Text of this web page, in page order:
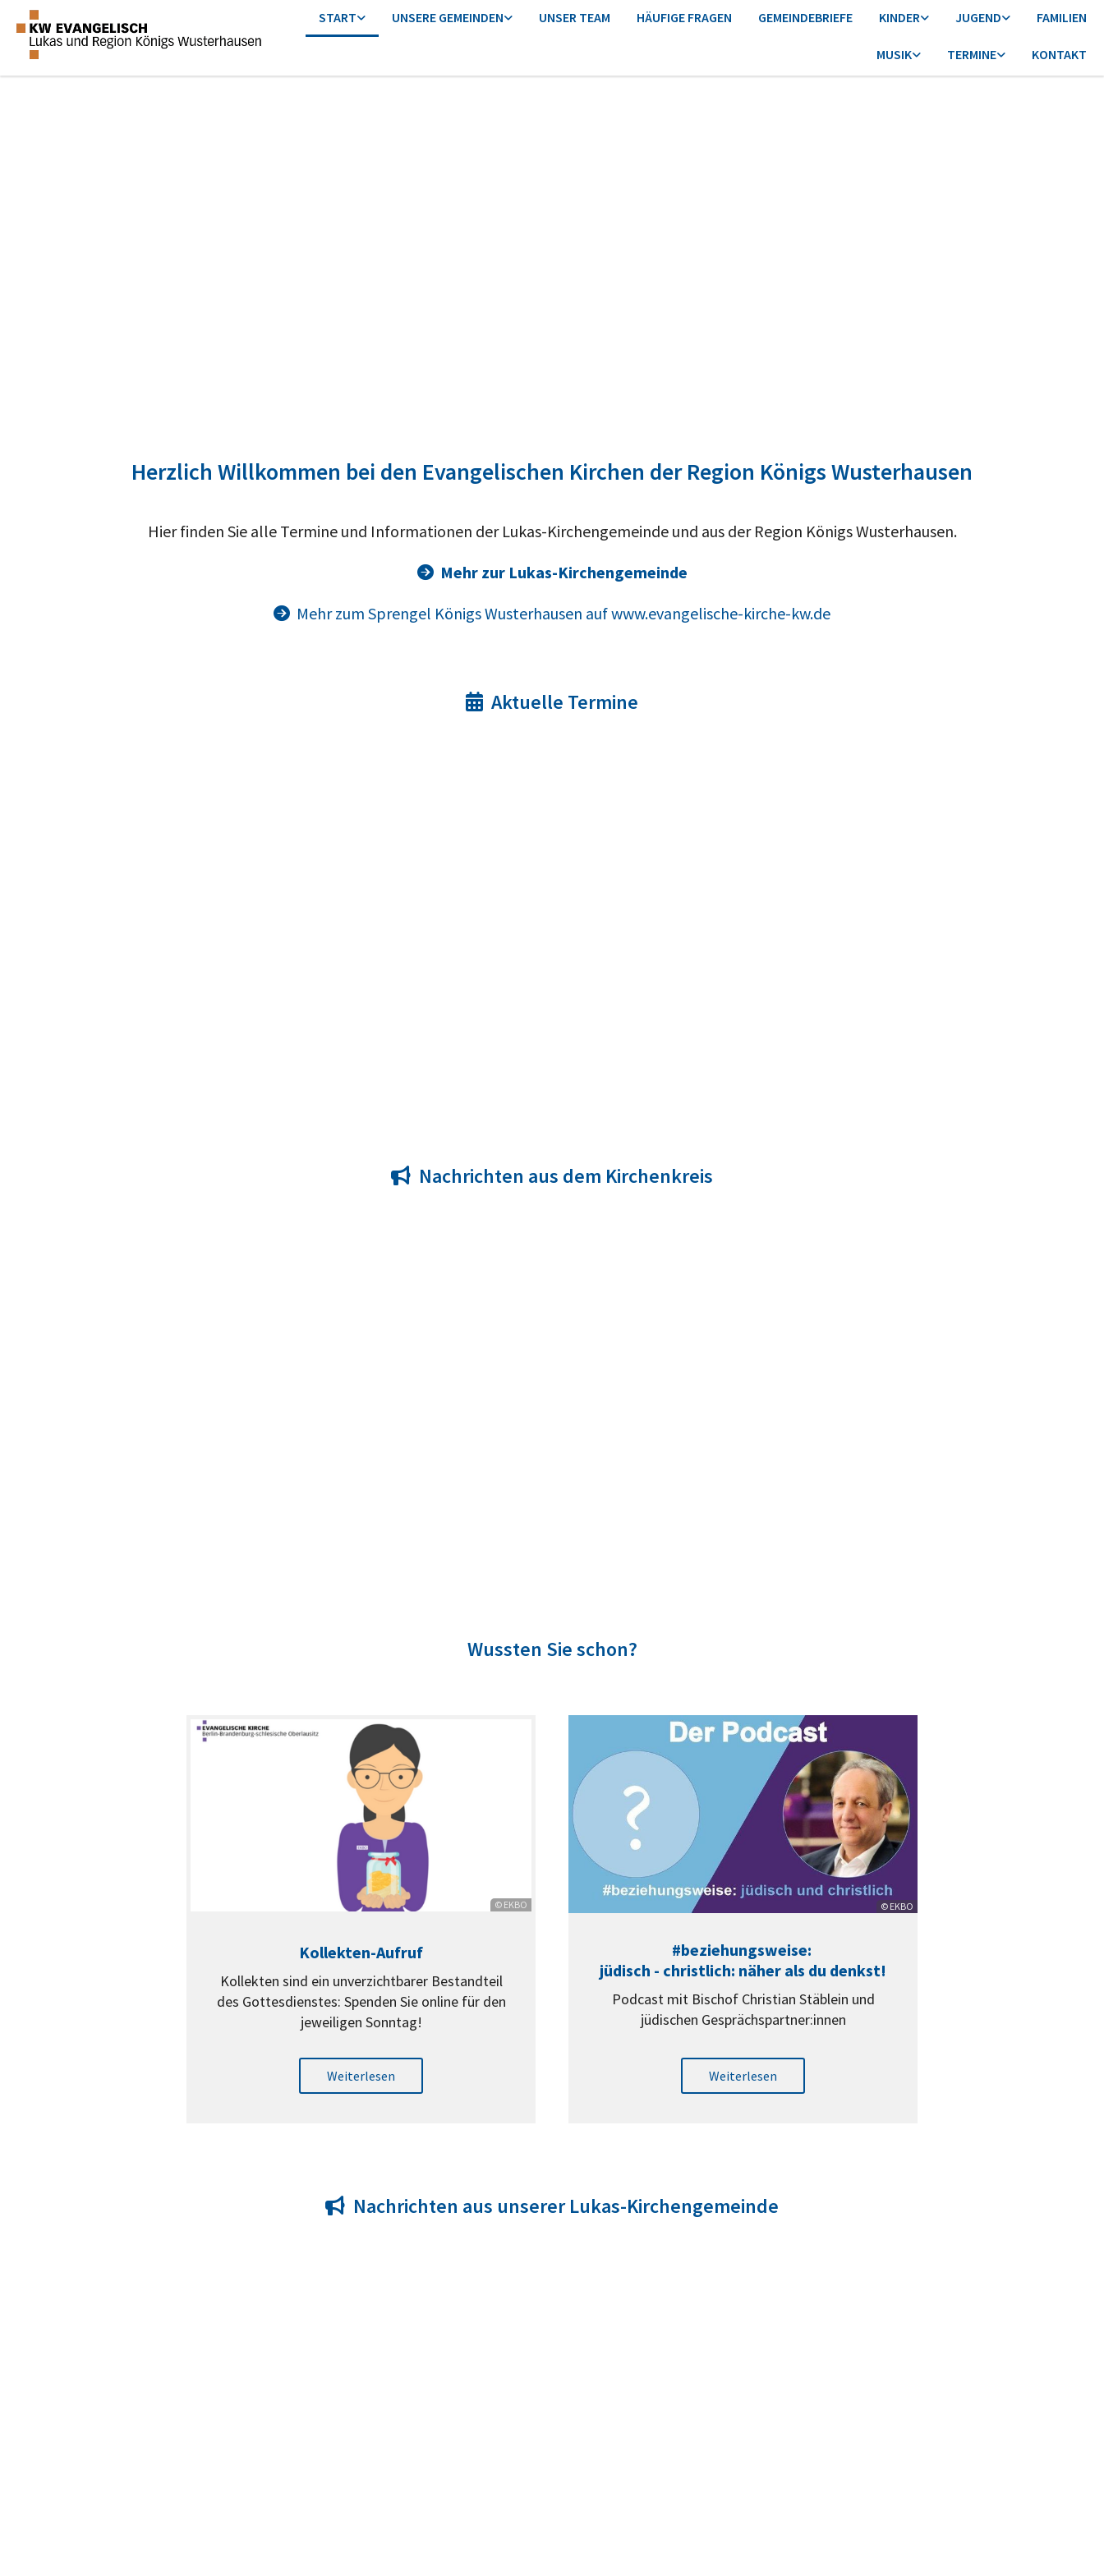
START UNSERE GEMEINDEN UNSER TEAM HÄUFIGE FRAGEN GEMEINDEBRIEFE KINDER JUGEND FAMILIEN
MUSIK TERMINE KONTAKT
Herzlich Willkommen bei den Evangelischen Kirchen der Region Königs Wusterhausen
Hier finden Sie alle Termine und Informationen der Lukas-Kirchengemeinde und aus der Region Königs Wusterhausen.
Mehr zur Lukas-Kirchengemeinde
 Mehr zum Sprengel Königs Wusterhausen auf www.evangelische-kirche-kw.de
 Aktuelle Termine
 Nachrichten aus dem Kirchenkreis
Wussten Sie schon?
© EKBO
Kollekten-Aufruf
Kollekten sind ein unverzichtbarer Bestandteil
des Gottesdienstes: Spenden Sie online für den
jeweiligen Sonntag!
Weiterlesen
© EKBO
#beziehungsweise:
jüdisch - christlich: näher als du denkst!
Podcast mit Bischof Christian Stäblein und
jüdischen Gesprächspartner:innen
Weiterlesen
 Nachrichten aus unserer Lukas-Kirchengemeinde